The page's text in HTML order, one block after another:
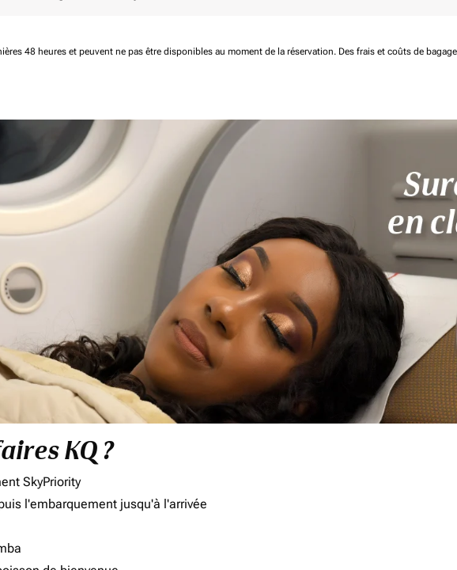
48 heures et peuvent ne pas être disponibles au moment de la réservation. Des frais et coûts de
KQ ?
SkyPriority
l'embarquement jusqu'à l'arrivée